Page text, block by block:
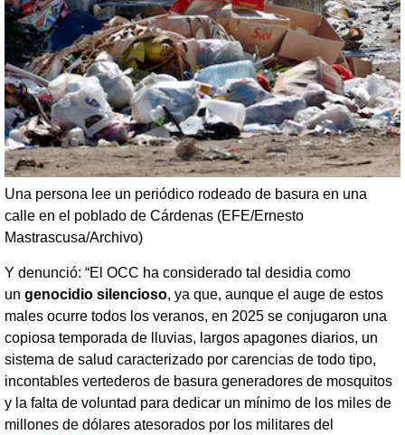
Una persona lee un periódico rodeado de basura en una
calle en el poblado de Cárdenas (EFE/Ernesto
Mastrascusa/Archivo)
Y denunció: “El OCC ha considerado tal desidia como
un genocidio silencioso, ya que, aunque el auge de estos
males ocurre todos los veranos, en 2025 se conjugaron una
copiosa temporada de lluvias, largos apagones diarios, un
sistema de salud caracterizado por carencias de todo tipo,
incontables vertederos de basura generadores de mosquitos
y la falta de voluntad para dedicar un mínimo de los miles de
millones de dólares atesorados por los militares del